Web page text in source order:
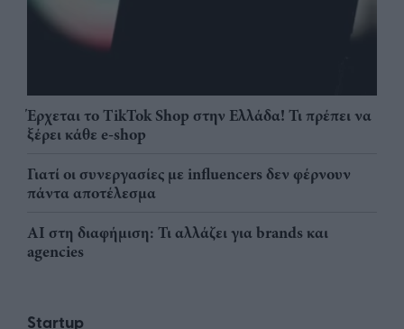
Έρχεται το TikTok Shop στην Ελλάδα! Τι πρέπει να
ξέρει κάθε e-shop
Γιατί οι συνεργασίες με influencers δεν φέρνουν
πάντα αποτέλεσμα
AI στη διαφήμιση: Τι αλλάζει για brands και
agencies
Startup